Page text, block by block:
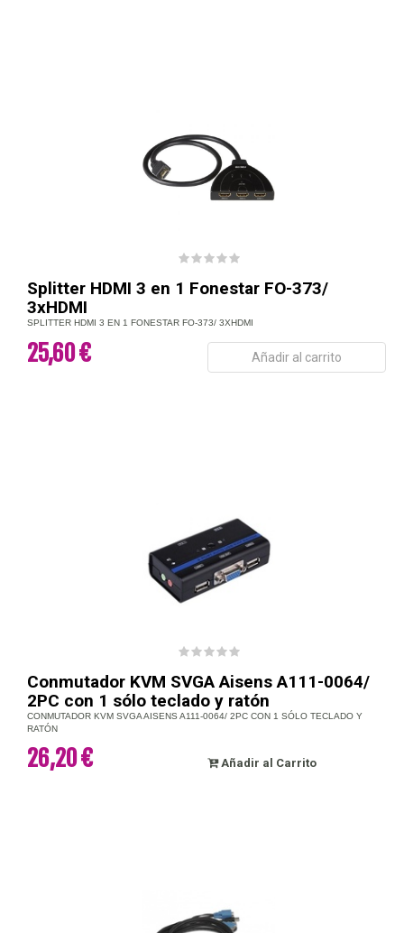
Splitter HDMI 3 en 1 Fonestar FO-373/
3xHDMI
SPLITTER HDMI 3 EN 1 FONESTAR FO-373/ 3XHDMI
25,60 € Añadir al carrito
Conmutador KVM SVGA Aisens A111-0064/
2PC con 1 sólo teclado y ratón
CONMUTADOR KVM SVGA AISENS A111-0064/ 2PC CON 1 SÓLO TECLADO Y
RATÓN
26,20 € Añadir al Carrito